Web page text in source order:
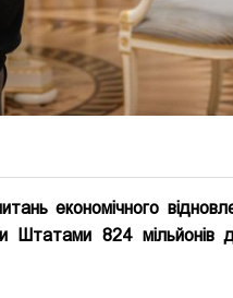
економічного
Штатами 824 мільйонів